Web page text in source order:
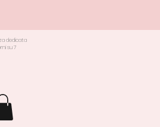
dedicata
su 7